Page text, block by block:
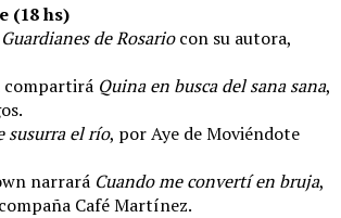
(18 hs)
Guardianes de Rosariocon su autora,
compartirá Quina en busca del sana sana,
susurra el río, por Aye de Moviéndote
narrará Cuando me convertí en bruja,
Café Martínez.